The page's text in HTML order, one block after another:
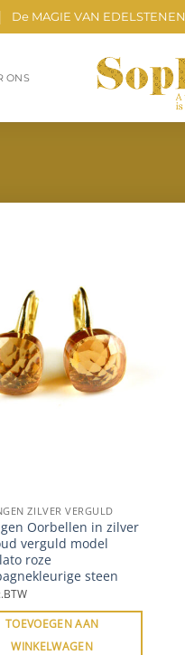
De MAGIE VAN EDELSTENEN
ONS
ZILVER VERGULD
Oorbellen in zilver
verguld model
roze
steen
TOEVOEGEN AAN
WINKELWAGEN